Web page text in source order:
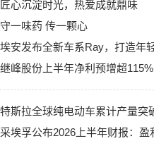
匠心沉淀时光，热爱成就鼎味
守一味药 传一颗心
埃安发布全新车系Ray，打造年
继峰股份上半年净利预增超115%
特斯拉全球纯电动车累计产量突
采埃孚公布2026上半年财报：盈